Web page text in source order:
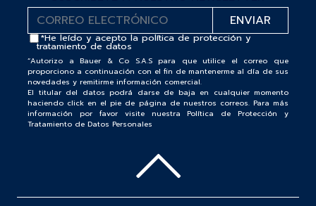
*He leído y acepto lapolítica de protección y
tratamiento de datos
“Autorizo a Bauer & Co S.A.S para que utilice el correo que
proporciono a continuación con el fin de mantenerme al día de sus
novedades y remitirme información comercial.
El titular del datos podrá darse de baja en cualquier momento
haciendo click en el pie de página de nuestros correos. Para más
información por favor visite nuestra Política de Protección y
Tratamiento de Datos Personales